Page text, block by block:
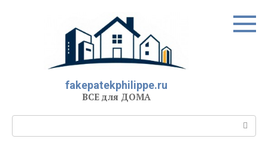
fakepatekphilippe.ru
ВСЕ для ДОМА